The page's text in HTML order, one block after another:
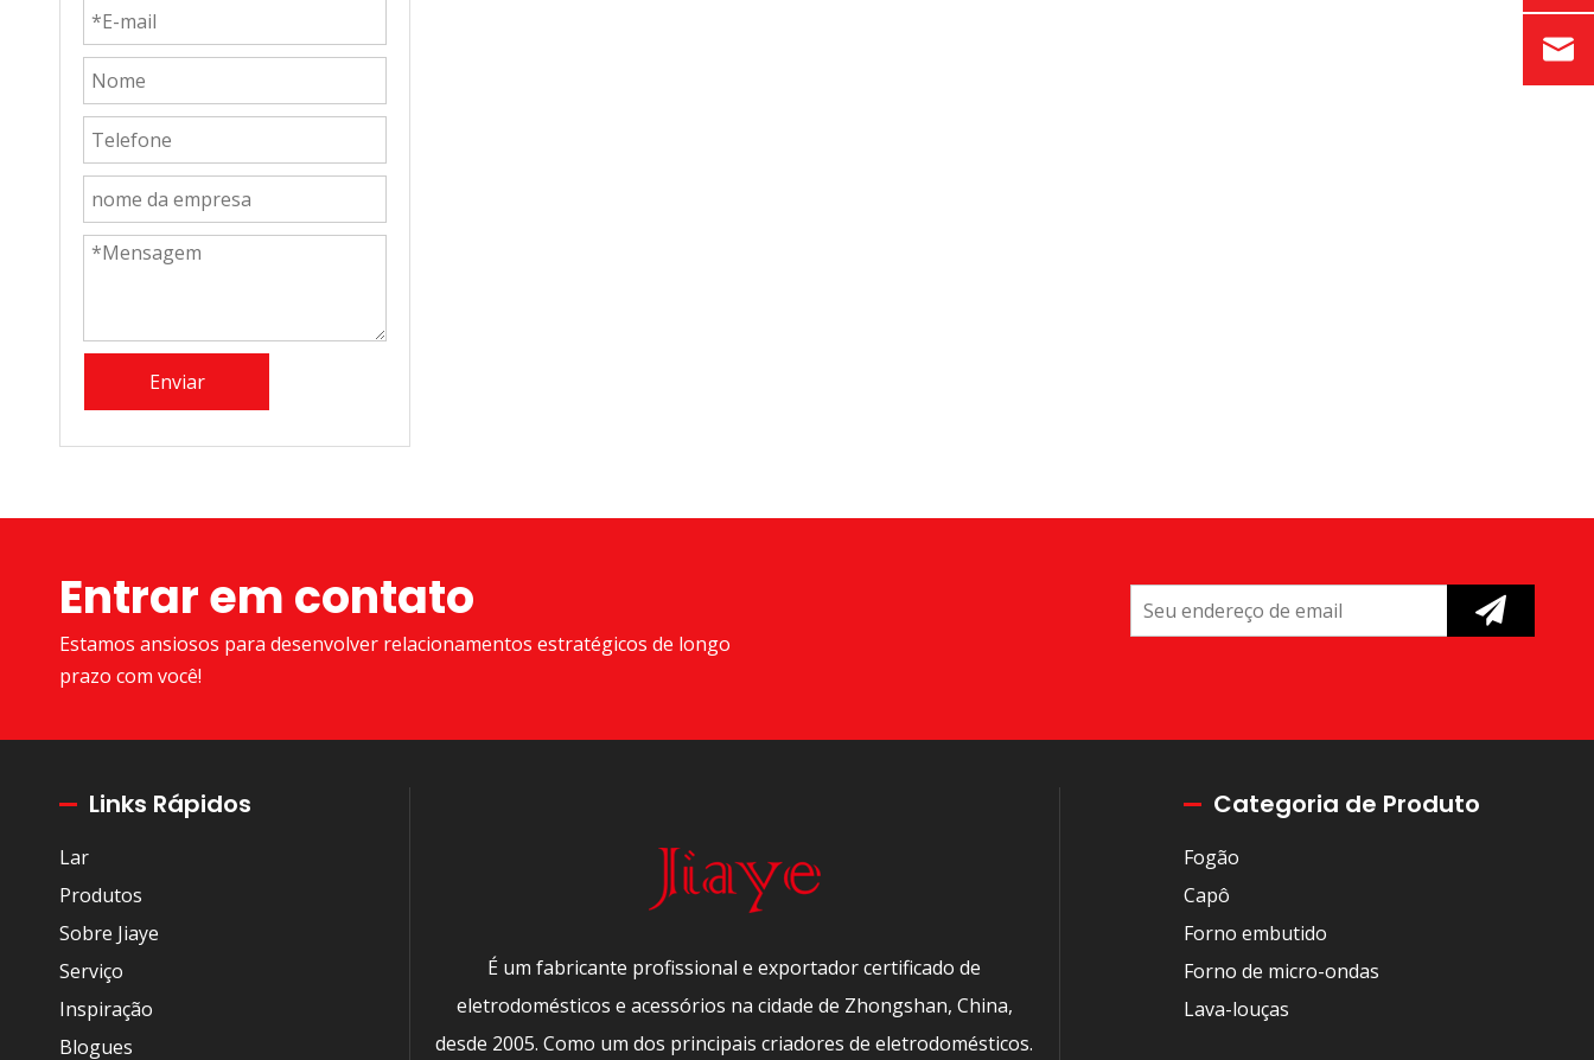
Enviar
Entrar em contato
Estamos ansiosos para desenvolver relacionamentos estratégicos de longo
prazo com você!
Links Rápidos
Lar
Produtos
Sobre Jiaye
Serviço
Inspiração
Blogues
É um fabricante profissional e exportador certificado de
eletrodomésticos e acessórios na cidade de Zhongshan, China,
desde 2005. Como um dos principais criadores de eletrodomésticos.
Categoria de Produto
Fogão
Capô
Forno embutido
Forno de micro-ondas
Lava-louças